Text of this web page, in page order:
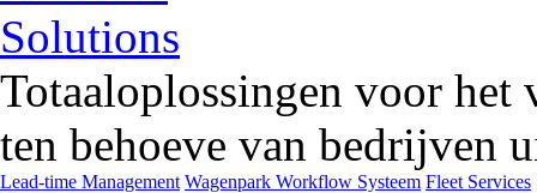
Totaaloplossingen voor het
ten behoeve van bedrijven
Lead-time Management Wagenpark Workflow Systeem Fleet Services